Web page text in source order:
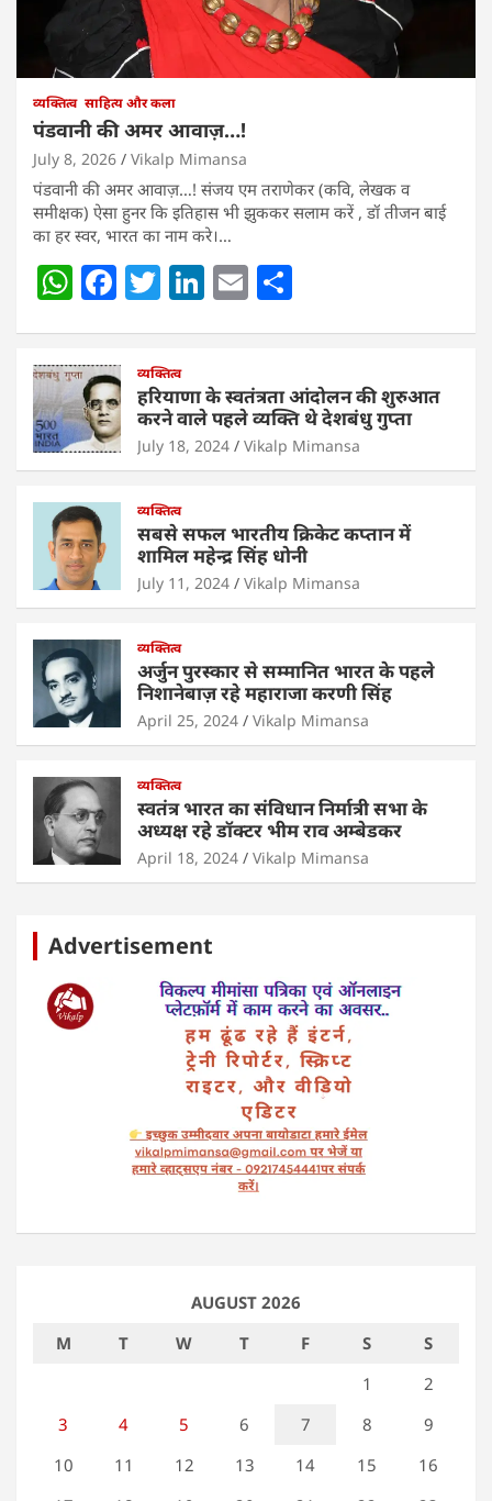
व्यक्तित्व साहित्य और कला
पंडवानी की अमर आवाज़…!
July 8, 2026 Vikalp Mimansa
पंडवानी की अमर आवाज़…! संजय एम तराणेकर (कवि, लेखक व
समीक्षक) ऐसा हुनर कि इतिहास भी झुककर सलाम करें , डॉ तीजन बाई
का हर स्वर, भारत का नाम करे।…
W
at
s
A
p
p
F
c
e
b
o
o
T
er
Li
e
dI
n
E
l e
व्यक्तित्व
हरियाणा के स्वतंत्रता आंदोलन की शुरुआत
करने वाले पहले व्यक्ति थे देशबंधु गुप्ता
July 18, 2024 Vikalp Mimansa
व्यक्तित्व
सबसे सफल भारतीय क्रिकेट कप्तान में
शामिल महेन्द्र सिंह धोनी
July 11, 2024 Vikalp Mimansa
व्यक्तित्व
अर्जुन पुरस्कार से सम्मानित भारत के पहले
निशानेबाज़ रहे महाराजा करणी सिंह
April 25, 2024 Vikalp Mimansa
व्यक्तित्व
स्वतंत्र भारत का संविधान निर्मात्री सभा के
अध्यक्ष रहे डॉक्टर भीम राव अम्बेडकर
April 18, 2024 Vikalp Mimansa
Advertisement
AUGUST 2026
M
T W T F S
S
1
2
3
4 5 6 7 8
9
10
11 12 13 14 15
16